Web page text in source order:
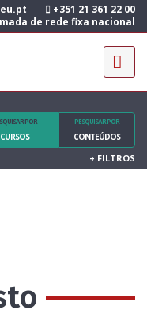
+351 21 361 22 00
de rede fixa nacional
POR
CURSOS
PESQUISAR POR
CONTEÚDOS
+ FILTROS